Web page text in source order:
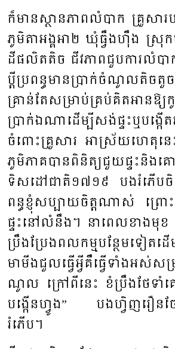
ក៏មានស្ថានភាពលំបាក គ្រួសា
ភូមិ​តាអង្គ​អា​២ ​ឃុំ​ធ្វឹង​ហ៊ឹង ​ស្
ដី​ផលិត​តិច​ ​ជីវភាព​ជួប​ការ​លំ​បាក​
ប្តីប្រ​ពន្ធ​មានប្រាក់​ចំ​ណូល​តិចតួច​
គ្រាន់​តែ​សម្រាប់គ្រប់​​​គិត​អាន​ឱ្
ប្រាក់ឯណាដើម្បីសង់​ផ្ទះ​ឬ​បង្ក
ចំពោះគ្រួសារ ​អាស្រ័យហេតុ​នេ
ភូមិ​ភាគ​បាន​ពិនិត្យ​ជួយ​ផ្ទះ​និង​គ
ទិស​ដៅ​ជាតិ​១៧១៩​ បង​រំភើប​ចិត្
ពន្ធ​ខ្ញុំ​សប្បាយ​ចិត្ត​ណាស់ ​ព្រោ
ផ្ទះនៅ​លំ​នឹង​។ ​នា​ពេល​ខាង​មុខ
ប្រឹង​ប្រែង​ពល​កម្ម​​បន្ថែម​ទៀត
មាមីង​ជួល​ធ្វើ​អ្វី​គឺ​ធ្វើទាំង​អស់​ស
ណូល ​ក្រៅ​ពី​នេះ ​ខំប្រឹង​ថែ​ទាំ​គ
បង្កើន​ហ្វូង” ​បង​ហ្វិញរឿន​​ច
រំភើប​។